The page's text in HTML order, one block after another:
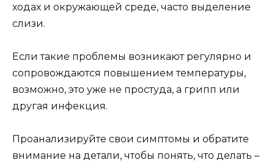
ходах и окружающей среде, часто выделение
слизи.
Если такие проблемы возникают регулярно и
сопровождаются повышением температуры,
возможно, это уже не простуда, а грипп или
другая инфекция.
Проанализируйте свои симптомы и обратите
внимание на детали, чтобы понять, что делать –